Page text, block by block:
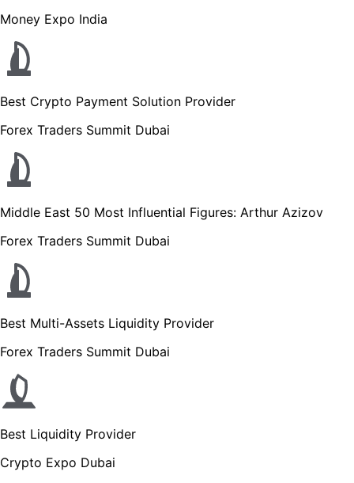
Money Expo India
Best Crypto Payment Solution Provider
Forex Traders Summit Dubai
Middle East 50 Most Influential Figures: Arthur Azizov
Forex Traders Summit Dubai
Best Multi-Assets Liquidity Provider
Forex Traders Summit Dubai
Best Liquidity Provider
Crypto Expo Dubai